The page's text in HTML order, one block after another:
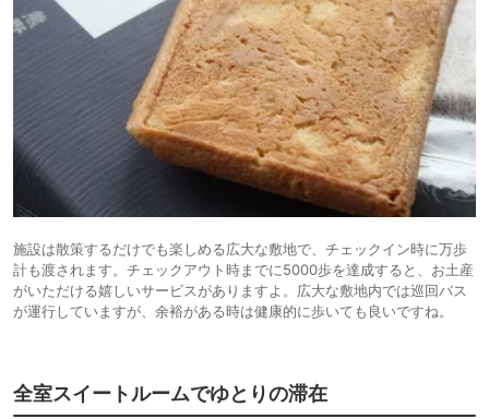
施設は散策するだけでも楽しめる広大な敷地で、チェックイン時に万歩
計も渡されます。チェックアウト時までに5000歩を達成すると、お土産
がいただける嬉しいサービスがありますよ。広大な敷地内では巡回バス
が運行していますが、余裕がある時は健康的に歩いても良いですね。
全室スイートルームでゆとりの滞在